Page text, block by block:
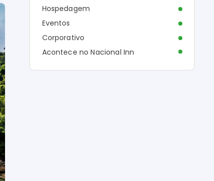
Hospedagem
Eventos
Corporativo
Acontece no Nacional Inn